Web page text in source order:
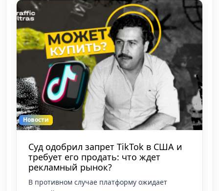
Новости
Суд одобрил запрет TikTok в США и
требует его продать: что ждет
рекламный рынок?
В противном случае платформу ожидает